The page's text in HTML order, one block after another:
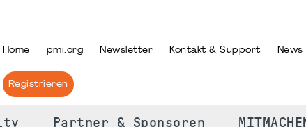
Home pmi.org Newsletter Kontakt & Support News
Registrieren
Partner & Sponsoren